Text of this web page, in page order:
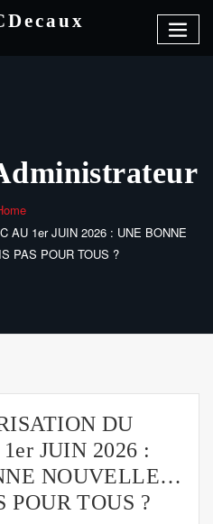
AU 1er JUIN 2026 : UNE BONNE
PAS POUR TOUS ?
DU
JUIN 2026 :
NOUVELLE…
POUR TOUS ?